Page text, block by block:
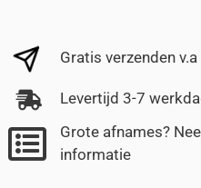
Gratis verzenden
Levertijd 3-7
Grote afnames?
informatie